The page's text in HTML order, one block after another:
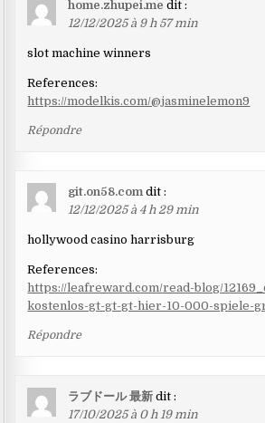
home.zhupei.me dit :
12/12/2025 à 9 h 57 min
slot machine winners
References:
https://modelkis.com/@jasminelemon9
Répondre
git.on58.com dit :
12/12/2025 à 4 h 29 min
hollywood casino harrisburg
References:
https://leafreward.com/read-blog/
kostenlos-gt-gt-gt-hier-10-000-spiele-
Répondre
ラブドール 最新 dit :
17/10/2025 à 0 h 19 min